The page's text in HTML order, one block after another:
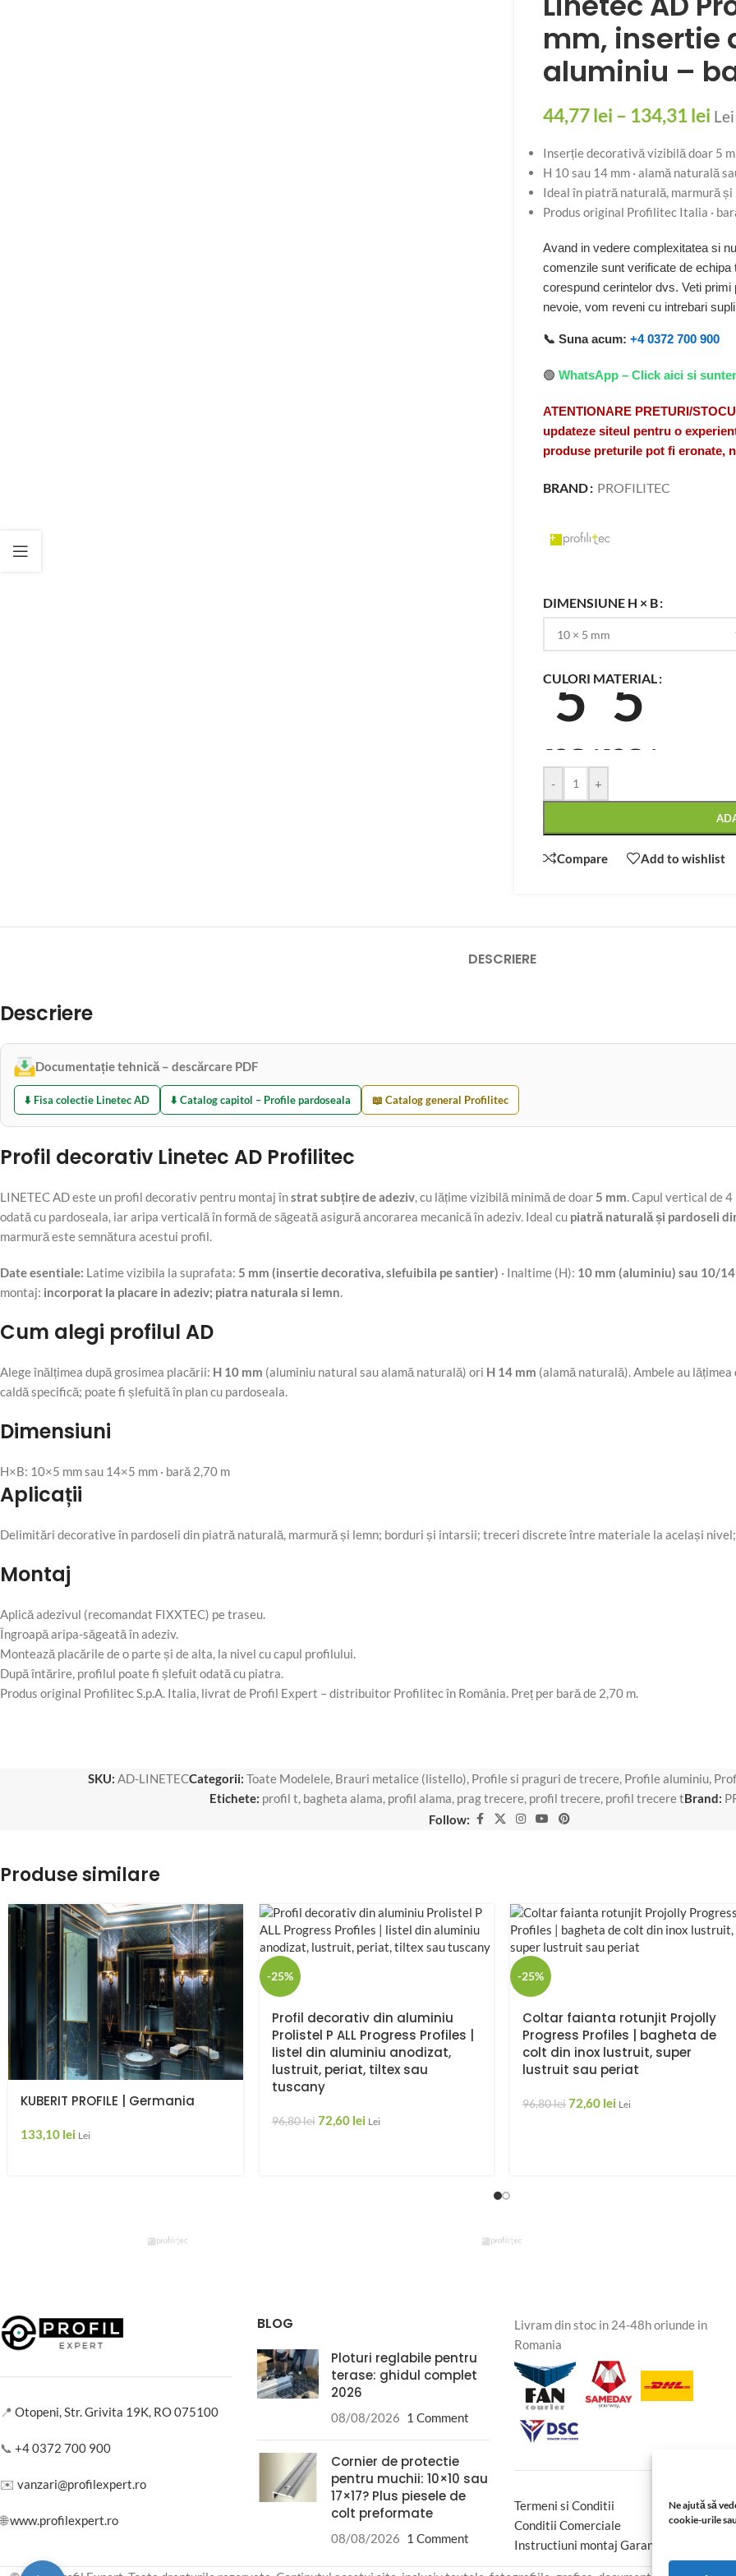
Ne ajută să
cookie-urile
mm, insertie
aluminiu –
44,77lei – 134,31lei Lei
Inserție decorativă vizibilă doar 5
H 10 sau 14 mm · alamă naturală
Ideal în piatră naturală, marmură și
Produs original Profilitec Italia ·
Avand in vedere complexitatea si
comenzile sunt verificate de
corespund cerintelor dvs. Veti
nevoie, vom reveni cu intrebari
📞 Suna acum: +4 0372 700 900
🟢 WhatsApp – Click aici si
ATENTIONARE PRETURI/
updateze siteul pentru o
produse preturile pot fi eronate,
BRAND PROFILITEC
DIMENSIUNE H × B
CULORI MATERIAL
- +
Compare Add to wishlist
DESCRIERE
Descriere
Documentație tehnică – descărcare PDF
⬇️ Fisa colectie Linetec AD ⬇️ Catalog capitol – Profile pardoseala 📖 Catalog general Profilitec
Profil decorativ Linetec AD Profilitec
LINETEC AD este un profil decorativ pentru montaj înstrat subțire de adeziv, cu lățime vizibilă minimă de doar5 mm. Capul vertical de
odată cu pardoseala, iar aripa verticală în formă de săgeată asigură ancorarea mecanică în adeziv. Ideal cu piatră naturală și pardoseli
marmură este semnătura acestui profil.
Date esentiale: Latime vizibila la suprafata: 5 mm (insertie decorativa, slefuibila pe santier) · Inaltime (H): 10 mm (aluminiu) sau 10/
montaj: incorporat la placare in adeziv; piatra naturala si lemn.
Cum alegi profilul AD
Alege înălțimea după grosimea placării: H 10 mm (aluminiu natural sau alamă naturală) ori H 14 mm (alamă naturală). Ambele au
caldă specifică; poate fi șlefuită în plan cu pardoseala.
Dimensiuni
H×B: 10×5 mm sau 14×5 mm · bară 2,70 m
Aplicații
Delimitări decorative în pardoseli din piatră naturală, marmură și lemn; borduri și intarsii; treceri discrete între materiale la același
Montaj
Aplică adezivul (recomandat FIXXTEC) pe traseu.
Îngroapă aripa-săgeată în adeziv.
Montează placările de o parte și de alta, la nivel cu capul profilului.
După întărire, profilul poate fi șlefuit odată cu piatra.
Produs original Profilitec S.p.A. Italia, livrat de Profil Expert – distribuitor Profilitec în România. Preț per bară de 2,70 m.
SKU: AD-LINETECCategorii: Toate Modelele, Brauri metalice (listello), Profile si praguri de trecere, Profile aluminiu,
Etichete: profil t, bagheta alama, profil alama, prag trecere, profil trecere, profil trecere tBrand:
Follow:
Produse similare
KUBERIT PROFILE | Germania
133,10 lei Lei
-25%
Profil decorativ din aluminiu
Prolistel P ALL Progress Profiles |
listel din aluminiu anodizat,
lustruit, periat, tiltex sau
tuscany
96,80lei 72,60 lei Lei
-25%
Coltar faianta rotunjit Projolly
Progress Profiles | bagheta de
colt din inox lustruit, super
lustruit sau periat
96,80lei72,60 lei Lei
📍 Otopeni, Str. Grivita 19K, RO 075100
📞 +4 0372 700 900
✉️ vanzari@profilexpert.ro
🌐www.profilexpert.ro
BLOG
Ploturi reglabile pentru
terase: ghidul complet
2026
08/08/2026 1 Comment
Cornier de protectie
pentru muchii: 10×10 sau
17×17? Plus piesele de
colt preformate
08/08/2026 1 Comment
Livram din stoc in 24-48h oriunde in
Romania
Termeni si Conditii
Conditii Comerciale
Instructiuni montaj Garantie